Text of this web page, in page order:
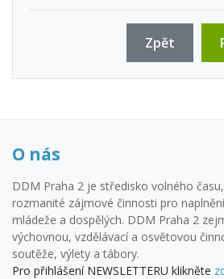
Zpět
O nás
DDM Praha 2 je středisko volného
rozmanité zájmové činnosti pro
mládeže a dospělých. DDM Praha 2
výchovnou, vzdělávací a osvětovou
soutěže, výlety a tábory.
Pro přihlášení NEWSLETTERU klikněte